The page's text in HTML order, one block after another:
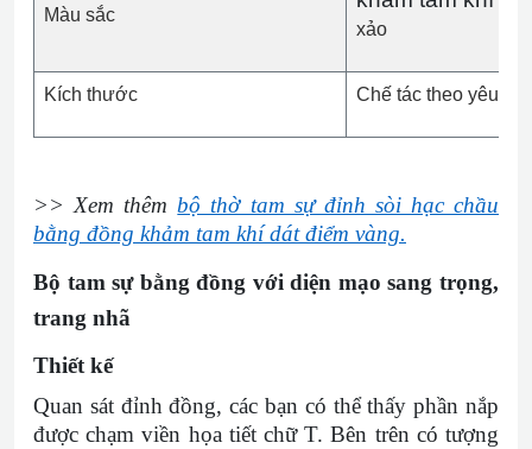
Màu sắc
xảo
Kích thước Chế tác theo yêu
>> Xem thêmbộ thờ tam sự đỉnh sòi hạc chầu
bằng đồng khảm tam khí dát điểm vàng.
Bộ tam sự bằng đồng với diện mạo sang trọng,
trang nhã
Thiết kế
Quan sát đỉnh đồng, các bạn có thể thấy phần nắp
được chạm viền họa tiết chữ T. Bên trên có tượng